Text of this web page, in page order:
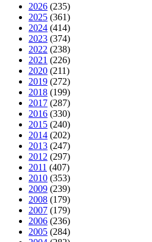
2026 (235)
2025 (361)
2024 (414)
2023 (374)
2022 (238)
2021 (226)
2020 (211)
2019 (272)
2018 (199)
2017 (287)
2016 (330)
2015 (240)
2014 (202)
2013 (247)
2012 (297)
2011 (407)
2010 (353)
2009 (239)
2008 (179)
2007 (179)
2006 (236)
2005 (284)